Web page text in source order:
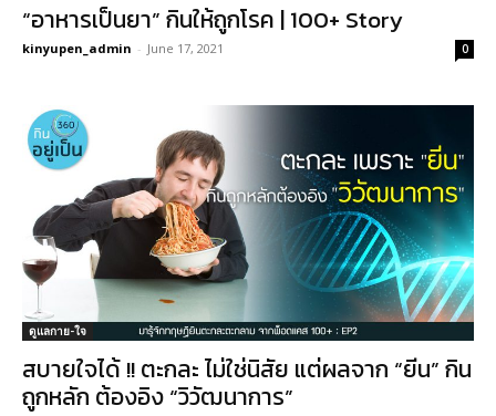
“อาหารเป็นยา” กินให้ถูกโรค | 100+ Story
kinyupen_admin - June 17, 2021 0
ดูแลกาย-ใจ
สบายใจได้ !! ตะกละ ไม่ใช่นิสัย แต่ผลจาก “ยีน” กิน
ถูกหลัก ต้องอิง “วิวัฒนาการ”